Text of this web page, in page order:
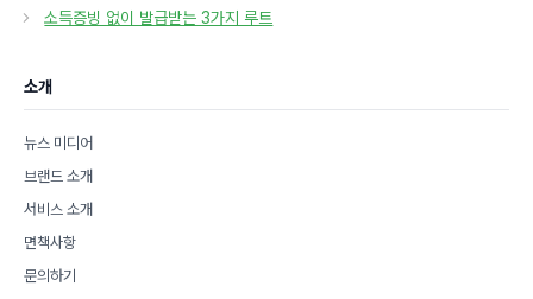
리
소득증빙 없이 발급받는 3가지 루트
소개
뉴스 미디어
브랜드 소개
서비스 소개
면책사항
문의하기